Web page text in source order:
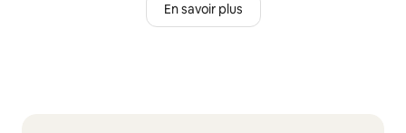
En savoir plus